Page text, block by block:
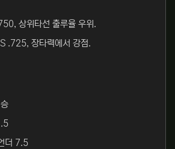
상위타선 출루율 우위.
.725, 장타력에서 강점.
더 7.5